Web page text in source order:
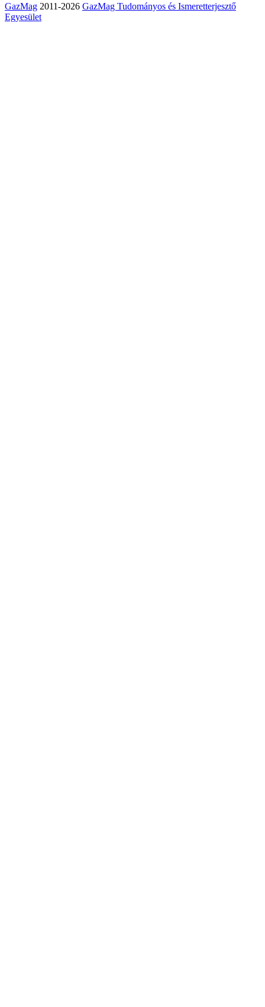
GazMag 2011-2026 GazMag Tudományos és Ismeretterjesztő
Egyesület